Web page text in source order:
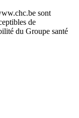
sont
de
du Groupe santé